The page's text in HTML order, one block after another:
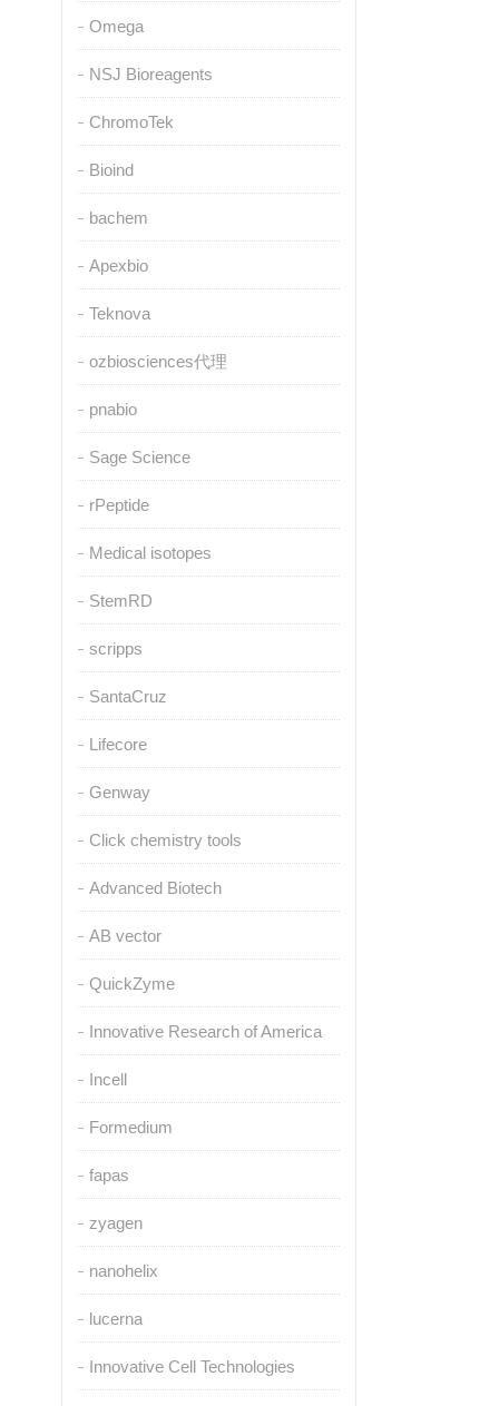
Omega
NSJ Bioreagents
ChromoTek
Bioind
bachem
Apexbio
Teknova
ozbiosciences代理
pnabio
Sage Science
rPeptide
Medical isotopes
StemRD
scripps
SantaCruz
Lifecore
Genway
Click chemistry tools
Advanced Biotech
AB vector
QuickZyme
Innovative Research of America
Incell
Formedium
fapas
zyagen
nanohelix
lucerna
Innovative Cell Technologies